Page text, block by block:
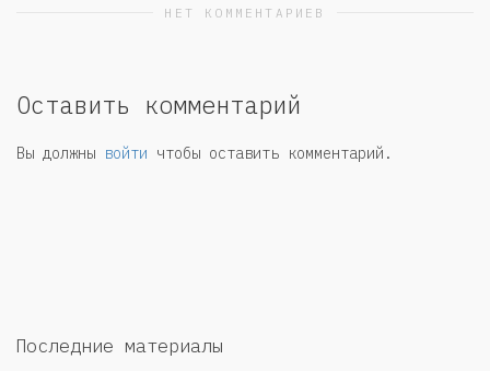
НЕТ КОММЕНТАРИЕВ
Оставить комментарий
Вы должны войти чтобы оставить комментарий.
Последние материалы